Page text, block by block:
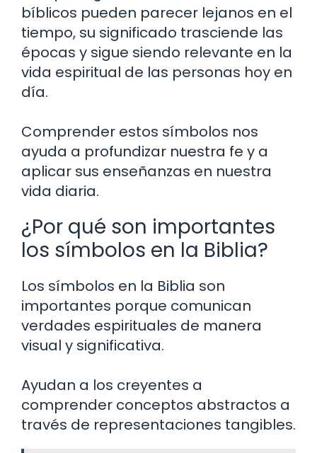
bíblicos pueden parecer lejanos en el
tiempo, su significado trasciende las
épocas y sigue siendo relevante en la
vida espiritual de las personas hoy en
día.
Comprender estos símbolos nos
ayuda a profundizar nuestra fe y a
aplicar sus enseñanzas en nuestra
vida diaria.
¿Por qué son importantes
los símbolos en la Biblia?
Los símbolos en la Biblia son
importantes porque comunican
verdades espirituales de manera
visual y significativa.
Ayudan a los creyentes a
comprender conceptos abstractos a
través de representaciones tangibles.